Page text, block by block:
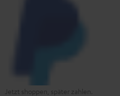
Jetzt shoppen, später zahlen.